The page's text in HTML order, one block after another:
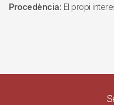
Procedència: El propi